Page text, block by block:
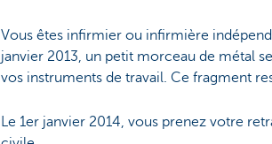
Vous êtes infirmier ou infirmière
janvier 2013, un petit morceau de métal
vos instruments de travail. Ce fragment
Le 1er janvier 2014, vous prenez votre